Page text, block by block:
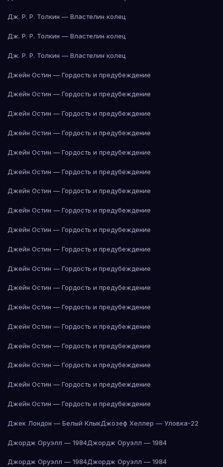
Дж. Р. Р. Толкин — Властелин колец
Дж. Р. Р. Толкин — Властелин колец
Дж. Р. Р. Толкин — Властелин колец
Джейн Остин — Гордость и предубеждение
Джейн Остин — Гордость и предубеждение
Джейн Остин — Гордость и предубеждение
Джейн Остин — Гордость и предубеждение
Джейн Остин — Гордость и предубеждение
Джейн Остин — Гордость и предубеждение
Джейн Остин — Гордость и предубеждение
Джейн Остин — Гордость и предубеждение
Джейн Остин — Гордость и предубеждение
Джейн Остин — Гордость и предубеждение
Джейн Остин — Гордость и предубеждение
Джейн Остин — Гордость и предубеждение
Джейн Остин — Гордость и предубеждение
Джейн Остин — Гордость и предубеждение
Джейн Остин — Гордость и предубеждение
Джейн Остин — Гордость и предубеждение
Джейн Остин — Гордость и предубеждение
Джейн Остин — Гордость и предубеждение
Джек Лондон — Белый КлыкДжозеф Хеллер — Уловка-22
Джордж Оруэлл — 1984Джордж Оруэлл — 1984
Джордж Оруэлл — 1984Джордж Оруэлл — 1984